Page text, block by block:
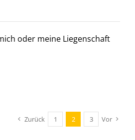
oder meine Liegenschaft
Zurück 1 2 3 Vor